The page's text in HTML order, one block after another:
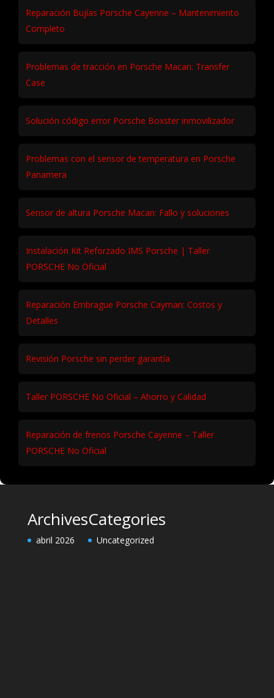
Reparación Bujías Porsche Cayenne – Mantenimiento
Completo
Problemas de tracción en Porsche Macan: Transfer
Case
Solución código error Porsche Boxster inmovilizador
Problemas con el sensor de temperatura en Porsche
Panamera
Sensor de altura Porsche Macan: Fallo y soluciones
Instalación Kit Reforzado IMS Porsche | Taller
PORSCHE No Oficial
Reparación Embrague Porsche Cayman: Costos y
Detalles
Revisión Porsche sin perder garantía
Taller PORSCHE No Oficial – Ahorro y Calidad
Reparación de frenos Porsche Cayenne – Taller
PORSCHE No Oficial
Archives
abril 2026
Categories
Uncategorized